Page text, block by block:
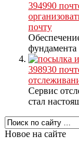
394990
почту
398930
Сервис
стал
Новое на сайте